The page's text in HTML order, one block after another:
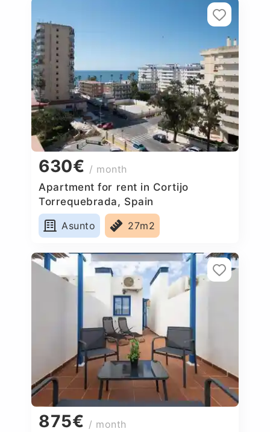
630€ / month
Apartment for rent in Cortijo
Torrequebrada, Spain
Asunto
27m2
875€ / month